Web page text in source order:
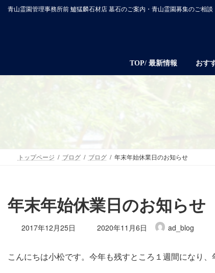
ス
ン
青山霊園管理事務所前 鱸猛麟石材店 墓石のご案内・青山霊園募集のご相談
TOP/ 最新情報 おす
トップページ ブログ ブログ 年末年始休業日のお知らせ
年末年始休業日のお知らせ
2017年12月25日
最
新
2020年11月6日 ad_blog
こんにちは小松です。今年も残すところ１週間になり